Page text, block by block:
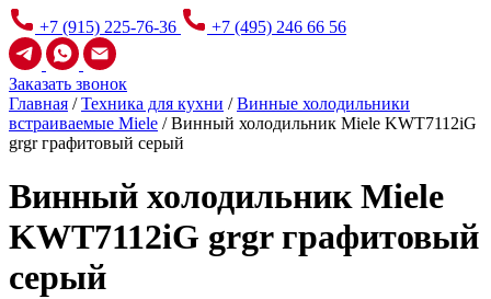
+7 (915) 225-76-36 +7 (495) 246 66 56
Заказать звонок
Главная /Техника для кухни /Винные холодильники
встраиваемые Miele /Винный холодильник Miele KWT7112iG
grgr графитовый серый
Винный холодильник Miele
KWT7112iG grgr графитовый
серый